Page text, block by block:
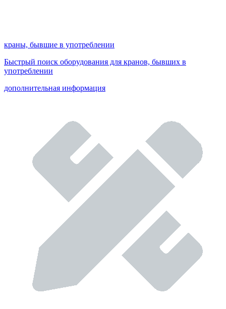
краны, бывшие в употреблении
Быстрый поиск оборудования для кранов, бывших в
употреблении
дополнительная информация